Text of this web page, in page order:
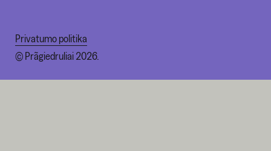
Privatumo politika
© Prãgiedruliai 2026.